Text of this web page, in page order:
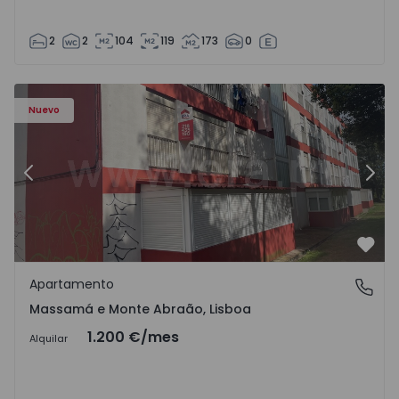
2 2 104 119 173 0
Nuevo
- 12
Apartamento T1 Sintra, Massamá e Monte Abraão -
Anterior
Massamá e Monte Abraão, Lisboa
Apartamento
Massamá e Monte Abraão, Lisboa
Alquilar 1.200 €/mes